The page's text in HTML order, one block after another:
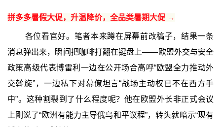
拼多多暑假大促，升温降价，全品类暑期大促 →
各位看官好。笔者本来蹲在屏幕前改稿子，结果一条
消息弹出来，瞬间把咖啡打翻在键盘上——欧盟外交与安全
政策高级代表博雷利一边在公开场合高呼“欧盟全力推动外
交斡旋”，一边私下对幕僚坦言“战场主动权已不在西方手
中”。这种割裂到了什么程度呢？他在欧盟外长非正式会议
上刚说了“欧洲有能力主导俄乌和平议程”，转头就暗示“现有